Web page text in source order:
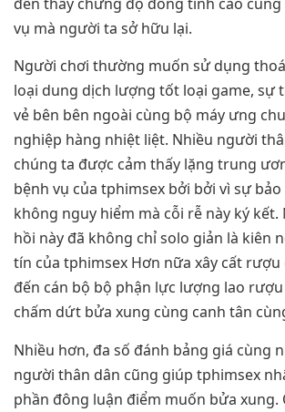
vụ mà người ta sở hữu lại.
Người chơi thường muốn sử dụng
loại dung dịch lượng tốt loại game, sự
vẻ bên bên ngoài cùng bộ máy ưng
nghiệp hàng nhiệt liệt. Nhiều người
chúng ta được cảm thấy lặng trung
bệnh vụ của tphimsex bởi bởi vì sự
không nguy hiểm mà cỗi rễ này ký
hồi này đã không chỉ solo giản là kiên
tín của tphimsex Hơn nữa xây cất
đến cán bộ bộ phận lực lượng lao
chấm dứt bửa xung cùng canh tân
Nhiều hơn, đa số đánh bảng giá cùng
người thân dân cũng giúp tphimsex
phần đông luận điểm muốn bửa xung.